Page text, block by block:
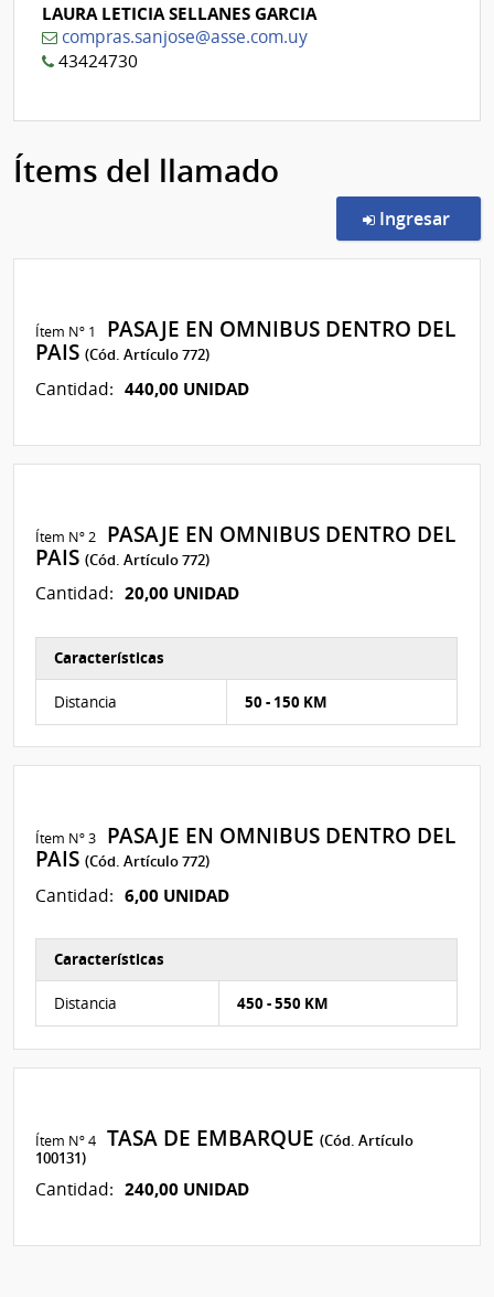
LAURA LETICIA SELLANES GARCIA
compras.sanjose@asse.com.uy
43424730
Ítems del llamado
Ingresar
Ítem Nº 1
PASAJE EN OMNIBUS DENTRO DEL
PAIS(Cód. Artículo 772)
Cantidad: 440,00 UNIDAD
Ítem Nº 2
PASAJE EN OMNIBUS DENTRO DEL
PAIS(Cód. Artículo 772)
Cantidad: 20,00 UNIDAD
Características
Distancia 50 - 150 KM
Ítem Nº 3
PASAJE EN OMNIBUS DENTRO DEL
PAIS(Cód. Artículo 772)
Cantidad: 6,00 UNIDAD
Características
Distancia 450 - 550 KM
Ítem Nº 4 TASA DE EMBARQUE(Cód. Artículo
100131)
Cantidad: 240,00 UNIDAD